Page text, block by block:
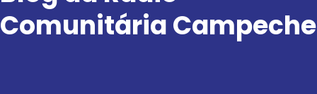
Comunitária Campeche